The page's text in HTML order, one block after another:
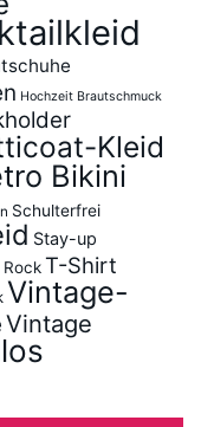
Hochzeit Brautschmuck
Kleid
Bikini
Schulterfrei
Stay-up
RockT-Shirt
Vintage-
Vintage